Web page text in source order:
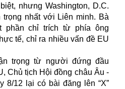
nhưng Washington, D.C.
nhất với Liên minh. Bà
phần chỉ trích từ phía ông
tế, chỉ ra nhiều vấn đề EU
trọng từ người đứng đầu
Chủ tịch Hội đồng châu Âu -
8/12 lại có bài đăng lên “X”